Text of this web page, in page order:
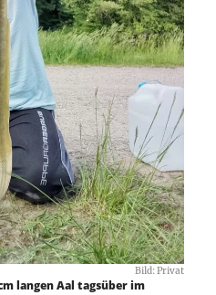
Bild: Privat
langen Aal tagsüber im